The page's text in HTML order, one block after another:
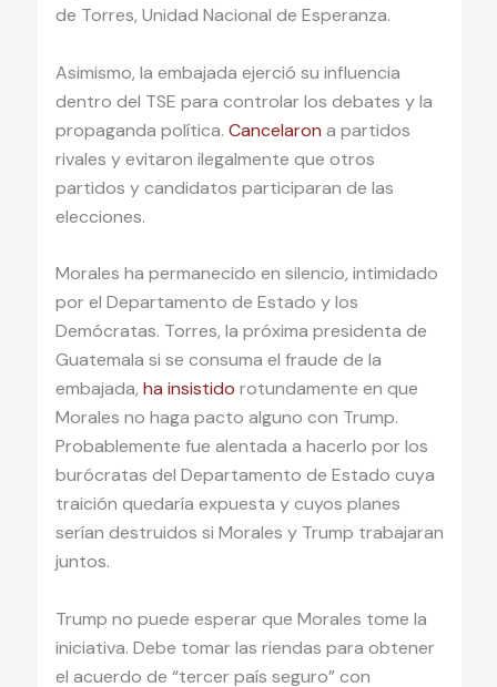
de Torres, Unidad Nacional de Esperanza.
Asimismo, la embajada ejerció su influencia
dentro del TSE para controlar los debates y la
propaganda política. Cancelaron a partidos
rivales y evitaron ilegalmente que otros
partidos y candidatos participaran de las
elecciones.
Morales ha permanecido en silencio, intimidado
por el Departamento de Estado y los
Demócratas. Torres, la próxima presidenta de
Guatemala si se consuma el fraude de la
embajada, ha insistido rotundamente en que
Morales no haga pacto alguno con Trump.
Probablemente fue alentada a hacerlo por los
burócratas del Departamento de Estado cuya
traición quedaría expuesta y cuyos planes
serían destruidos si Morales y Trump trabajaran
juntos.
Trump no puede esperar que Morales tome la
iniciativa. Debe tomar las riendas para obtener
el acuerdo de “tercer país seguro” con